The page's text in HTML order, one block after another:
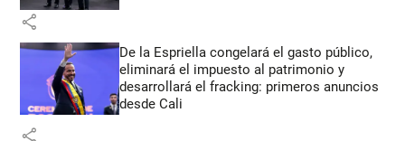
share
De la Espriella congelará el gasto público,
eliminará el impuesto al patrimonio y
desarrollará el fracking: primeros anuncios
desde Cali
share